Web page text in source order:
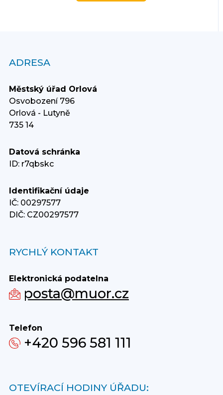
ADRESA
Městský úřad Orlová
Osvobození 796
Orlová - Lutyně
735 14
Datová schránka
ID: r7qbskc
Identifikační údaje
IČ: 00297577
DIČ: CZ00297577
RYCHLÝ KONTAKT
Elektronická podatelna
posta@muor.cz
Telefon
+420 596 581 111
OTEVÍRACÍ HODINY ÚŘADU: